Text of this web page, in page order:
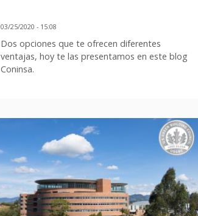
03/25/2020 - 15:08
Dos opciones que te ofrecen diferentes
ventajas, hoy te las presentamos en este blog
Coninsa.